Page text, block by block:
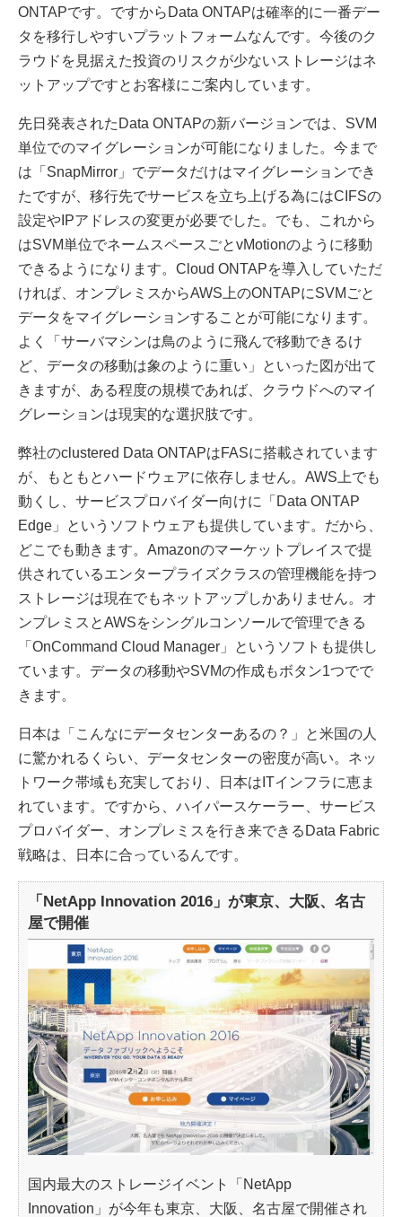
ONTAPです。ですからData ONTAPは確率的に一番デー
タを移行しやすいプラットフォームなんです。今後のク
ラウドを見据えた投資のリスクが少ないストレージはネ
ットアップですとお客様にご案内しています。
先日発表されたData ONTAPの新バージョンでは、SVM
単位でのマイグレーションが可能になりました。今まで
は「SnapMirror」でデータだけはマイグレーションでき
たですが、移行先でサービスを立ち上げる為にはCIFSの
設定やIPアドレスの変更が必要でした。でも、これから
はSVM単位でネームスペースごとvMotionのように移動
できるようになります。Cloud ONTAPを導入していただ
ければ、オンプレミスからAWS上のONTAPにSVMごと
データをマイグレーションすることが可能になります。
よく「サーバマシンは鳥のように飛んで移動できるけ
ど、データの移動は象のように重い」といった図が出て
きますが、ある程度の規模であれば、クラウドへのマイ
グレーションは現実的な選択肢です。
弊社のclustered Data ONTAPはFASに搭載されています
が、もともとハードウェアに依存しません。AWS上でも
動くし、サービスプロバイダー向けに「Data ONTAP
Edge」というソフトウェアも提供しています。だから、
どこでも動きます。Amazonのマーケットプレイスで提
供されているエンタープライズクラスの管理機能を持つ
ストレージは現在でもネットアップしかありません。オ
ンプレミスとAWSをシングルコンソールで管理できる
「OnCommand Cloud Manager」というソフトも提供し
ています。データの移動やSVMの作成もボタン1つでで
きます。
日本は「こんなにデータセンターあるの？」と米国の人
に驚かれるくらい、データセンターの密度が高い。ネッ
トワーク帯域も充実しており、日本はITインフラに恵ま
れています。ですから、ハイパースケーラー、サービス
プロバイダー、オンプレミスを行き来できるData Fabric
戦略は、日本に合っているんです。
「NetApp Innovation 2016」が東京、大阪、名古
屋で開催
国内最大のストレージイベント「NetApp
Innovation」が今年も東京、大阪、名古屋で開催され